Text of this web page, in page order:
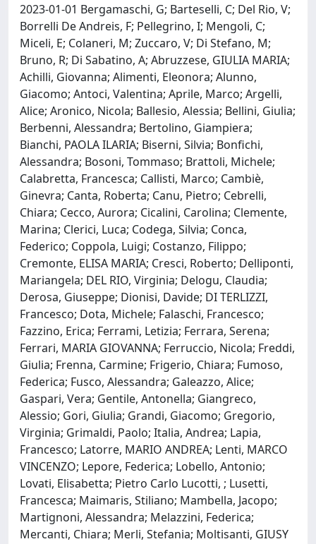
2023-01-01 Bergamaschi, G; Barteselli, C; Del Rio, V;
Borrelli De Andreis, F; Pellegrino, I; Mengoli, C;
Miceli, E; Colaneri, M; Zuccaro, V; Di Stefano, M;
Bruno, R; Di Sabatino, A; Abruzzese, GIULIA MARIA;
Achilli, Giovanna; Alimenti, Eleonora; Alunno,
Giacomo; Antoci, Valentina; Aprile, Marco; Argelli,
Alice; Aronico, Nicola; Ballesio, Alessia; Bellini, Giulia;
Berbenni, Alessandra; Bertolino, Giampiera;
Bianchi, PAOLA ILARIA; Biserni, Silvia; Bonfichi,
Alessandra; Bosoni, Tommaso; Brattoli, Michele;
Calabretta, Francesca; Callisti, Marco; Cambiè,
Ginevra; Canta, Roberta; Canu, Pietro; Cebrelli,
Chiara; Cecco, Aurora; Cicalini, Carolina; Clemente,
Marina; Clerici, Luca; Codega, Silvia; Conca,
Federico; Coppola, Luigi; Costanzo, Filippo;
Cremonte, ELISA MARIA; Cresci, Roberto; Delliponti,
Mariangela; DEL RIO, Virginia; Delogu, Claudia;
Derosa, Giuseppe; Dionisi, Davide; DI TERLIZZI,
Francesco; Dota, Michele; Falaschi, Francesco;
Fazzino, Erica; Ferrami, Letizia; Ferrara, Serena;
Ferrari, MARIA GIOVANNA; Ferruccio, Nicola; Freddi,
Giulia; Frenna, Carmine; Frigerio, Chiara; Fumoso,
Federica; Fusco, Alessandra; Galeazzo, Alice;
Gaspari, Vera; Gentile, Antonella; Giangreco,
Alessio; Gori, Giulia; Grandi, Giacomo; Gregorio,
Virginia; Grimaldi, Paolo; Italia, Andrea; Lapia,
Francesco; Latorre, MARIO ANDREA; Lenti, MARCO
VINCENZO; Lepore, Federica; Lobello, Antonio;
Lovati, Elisabetta; Pietro Carlo Lucotti, ; Lusetti,
Francesca; Maimaris, Stiliano; Mambella, Jacopo;
Martignoni, Alessandra; Melazzini, Federica;
Mercanti, Chiara; Merli, Stefania; Moltisanti, GIUSY